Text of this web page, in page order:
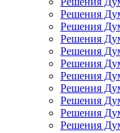
Решения
Решения
Решения
Решения
Решения
Решения
Решения
Решения
Решения
Решения